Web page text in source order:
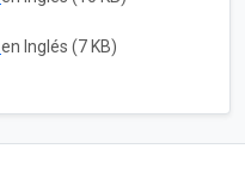
en Inglés (7 KB)